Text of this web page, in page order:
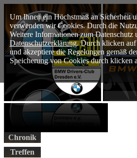
Um Ihnen ein Höchstmaß an Sicherheit
verwenden wir Cookies. Durch die
Weitere Informationen zum
Datenschutzerklärung. Durch klicken
und akzeptiere die Regelungen gemäß
Speicherung von Cookies durch klicken
Chronik
Treffen